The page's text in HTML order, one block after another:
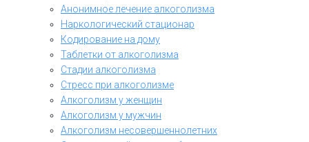
Анонимное лечение алкоголизма
Наркологический стационар
Кодирование на дому
Таблетки от алкоголизма
Стадии алкоголизма
Стресс при алкоголизме
Алкоголизм у женщин
Алкоголизм у мужчин
Алкоголизм несовершеннолетних